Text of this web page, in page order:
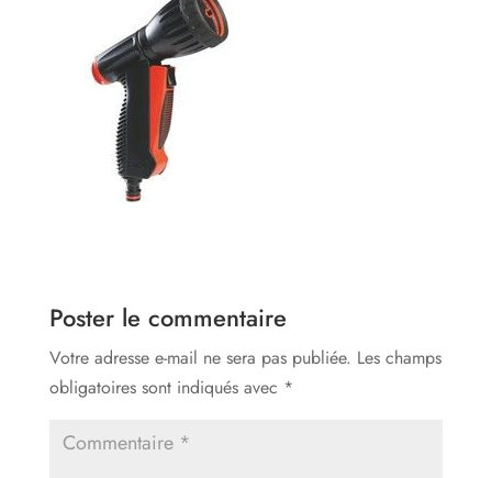
Poster le commentaire
Votre adresse e-mail ne sera pas publiée. Les champs
obligatoires sont indiqués avec *